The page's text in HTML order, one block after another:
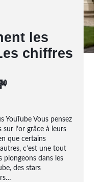
les
chiffres
YouTube Vous pensez
sur l’or grâce à leurs
que certains
c’est une tout
plongeons dans les
des stars